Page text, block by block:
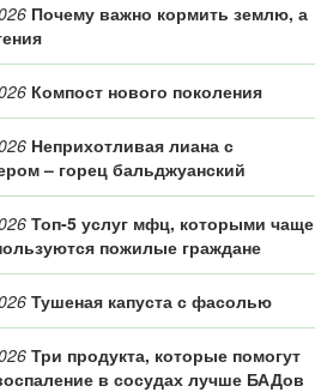
Почему важно кормить землю, а
Компост нового поколения
Неприхотливая лиана с
– горец бальджуанский
Топ‑5 услуг мфц, которыми чаще
пожилые граждане
Тушеная капуста с фасолью
Три продукта, которые помогут
в сосудах лучше БАДов